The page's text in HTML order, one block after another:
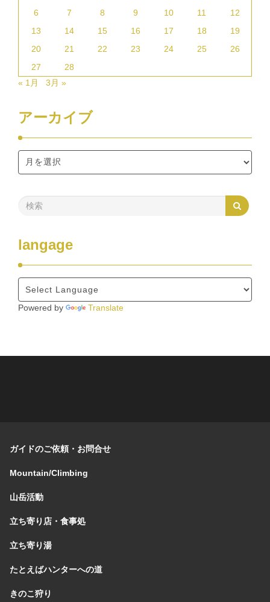
6
7 8 9 10 11
12
13
14 15 16 17 18
19
20
21 22 23 24 25
26
27
28
« 1月
3月 »
アーカイブ
langage
Powered by Translate
ガイドのご依頼・お問合せ
Mountain/Climbing
山岳活動
立ち寄り店・食事処
立ち寄り湯
たとえばハンターへの道
きのこ狩り